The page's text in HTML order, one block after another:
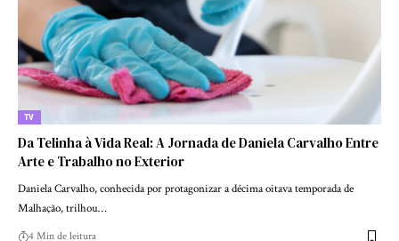
TV
Da Telinha à Vida Real: A Jornada de Daniela Carvalho Entre
Arte e Trabalho no Exterior
Daniela Carvalho, conhecida por protagonizar a décima oitava temporada de
Malhação, trilhou…
4 Min de leitura